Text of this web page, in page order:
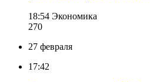
18:54 Экономика
270
27 февраля
17:42